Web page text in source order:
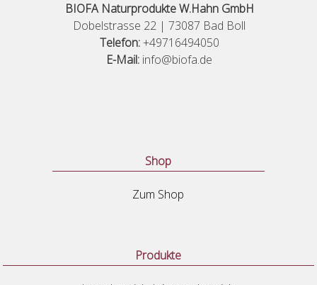
BIOFA Naturprodukte W.Hahn GmbH
Dobelstrasse 22 | 73087 Bad Boll
Telefon:+49716494050
E-Mail: info@biofa.de
Shop
Zum Shop
Produkte